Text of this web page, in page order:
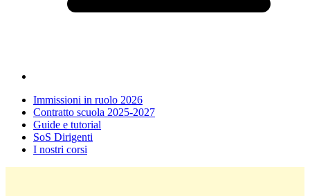
Immissioni in ruolo 2026
Contratto scuola 2025-2027
Guide e tutorial
SoS Dirigenti
I nostri corsi